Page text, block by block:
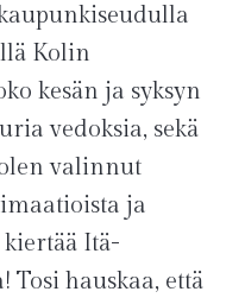
Kolin
kesän ja syksyn
vedoksia, sekä
valinnut
ja
Itä-
Tosi hauskaa, että